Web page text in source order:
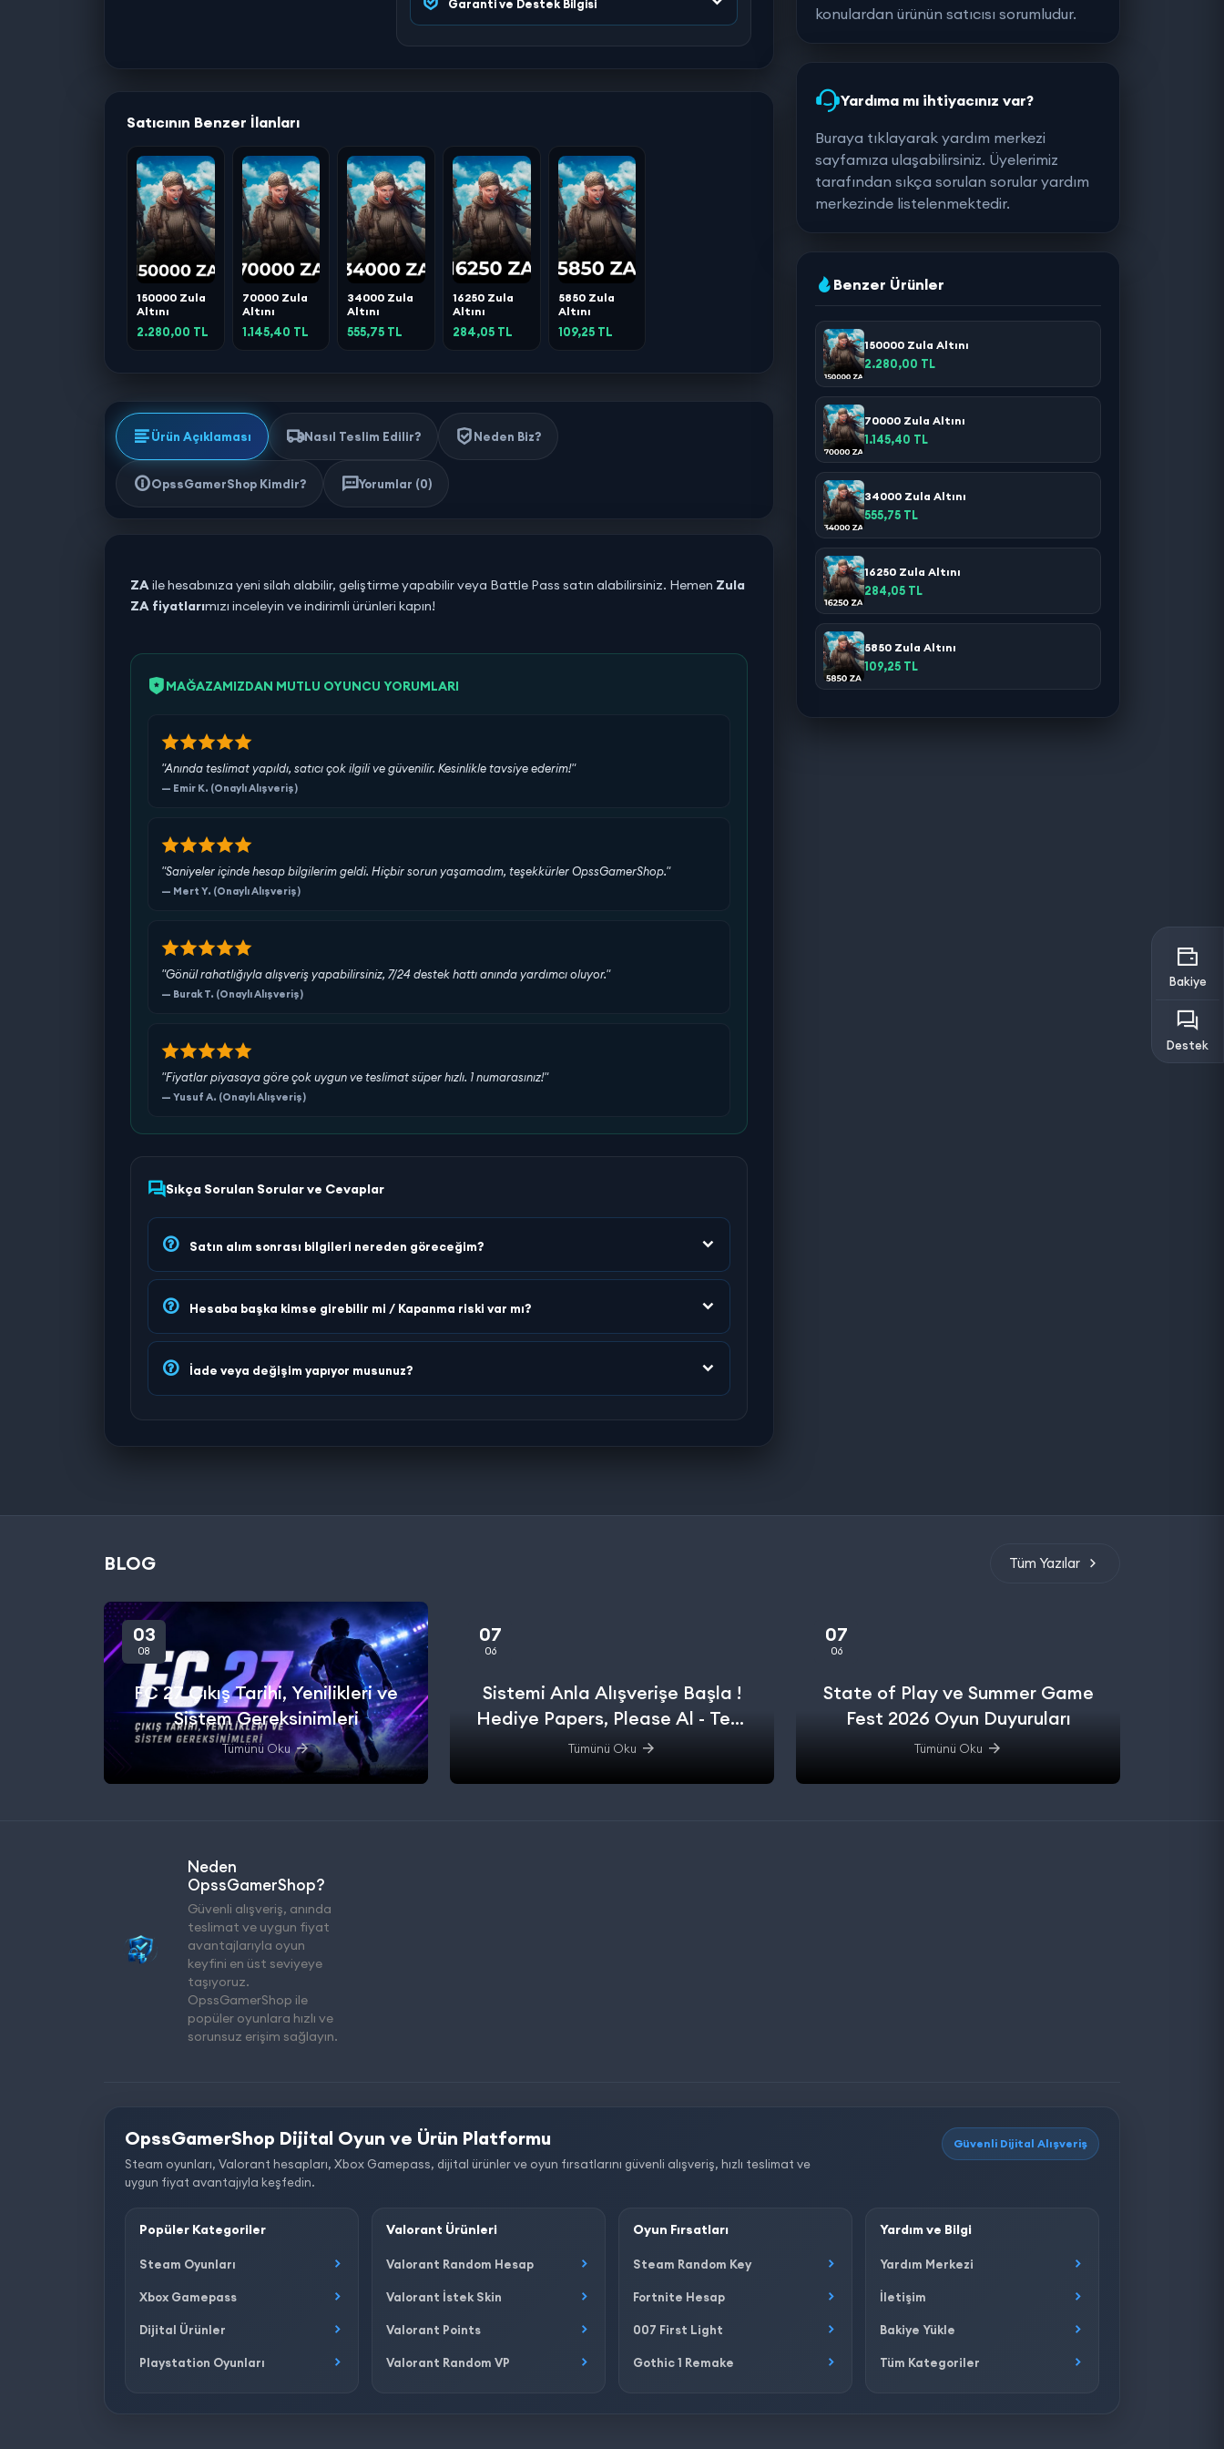
Bakiye
Destek
Garanti ve Destek Bilgisi
Satıcının Benzer İlanları
150000 Zula
Altını
2.280,00 TL
70000 Zula
Altını
1.145,40 TL
34000 Zula
Altını
555,75 TL
16250 Zula
Altını
284,05 TL
5850 Zula
Altını
109,25 TL
Ürün Açıklaması Nasıl Teslim Edilir? Neden Biz?
OpssGamerShop Kimdir? Yorumlar (0)
ZAile hesabınıza yeni silah alabilir, geliştirme yapabilir veya Battle Pass satın alabilirsiniz. Hemen Zula
ZA fiyatlarımızı inceleyin ve indirimli ürünleri kapın!
MAĞAZAMIZDAN MUTLU OYUNCU YORUMLARI
"Anında teslimat yapıldı, satıcı çok ilgili ve güvenilir. Kesinlikle tavsiye ederim!"
— Emir K. (Onaylı Alışveriş)
"Saniyeler içinde hesap bilgilerim geldi. Hiçbir sorun yaşamadım, teşekkürler OpssGamerShop."
— Mert Y. (Onaylı Alışveriş)
"Gönül rahatlığıyla alışveriş yapabilirsiniz, 7/24 destek hattı anında yardımcı oluyor."
— Burak T. (Onaylı Alışveriş)
"Fiyatlar piyasaya göre çok uygun ve teslimat süper hızlı. 1 numarasınız!"
— Yusuf A. (Onaylı Alışveriş)
Sıkça Sorulan Sorular ve Cevaplar
Satın alım sonrası bilgileri nereden göreceğim?
Hesaba başka kimse girebilir mi / Kapanma riski var mı?
İade veya değişim yapıyor musunuz?
konulardan ürünün satıcısı sorumludur.
Yardıma mı ihtiyacınız var?
Buraya tıklayarak yardım merkezi
sayfamıza ulaşabilirsiniz. Üyelerimiz
tarafından sıkça sorulan sorular yardım
merkezinde listelenmektedir.
Benzer Ürünler
150000 Zula Altını
2.280,00 TL
70000 Zula Altını
1.145,40 TL
34000 Zula Altını
555,75 TL
16250 Zula Altını
284,05 TL
5850 Zula Altını
109,25 TL
BLOG Tüm Yazılar
03
08
FC 27 Çıkış Tarihi, Yenilikleri ve
Sistem Gereksinimleri
Tümünü Oku
07
06
Sistemi Anla Alışverişe Başla !
Hediye Papers, Please Al - Test
Et - Alışverişe başla.
Tümünü Oku
07
06
State of Play ve Summer Game
Fest 2026 Oyun Duyuruları
Tümünü Oku
Neden
OpssGamerShop?
Güvenli alışveriş, anında
teslimat ve uygun fiyat
avantajlarıyla oyun
keyfini en üst seviyeye
taşıyoruz.
OpssGamerShop ile
popüler oyunlara hızlı ve
sorunsuz erişim sağlayın.
OpssGamerShop Dijital Oyun ve Ürün Platformu
Steam oyunları, Valorant hesapları, Xbox Gamepass, dijital ürünler ve oyun fırsatlarını güvenli alışveriş, hızlı teslimat ve
uygun fiyat avantajıyla keşfedin.
Güvenli Dijital Alışveriş
Popüler Kategoriler
Steam Oyunları
Xbox Gamepass
Dijital Ürünler
Playstation Oyunları
Valorant Ürünleri
Valorant Random Hesap
Valorant İstek Skin
Valorant Points
Valorant Random VP
Oyun Fırsatları
Steam Random Key
Fortnite Hesap
007 First Light
Gothic 1 Remake
Yardım ve Bilgi
Yardım Merkezi
İletişim
Bakiye Yükle
Tüm Kategoriler